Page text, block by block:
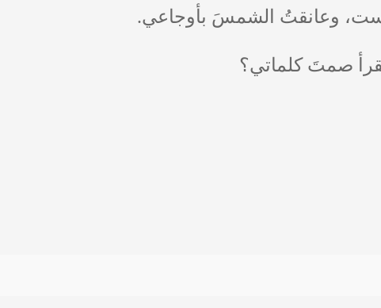
وعانقتُ الشمسَ بأوجاعي.
صمتَ كلماتي؟